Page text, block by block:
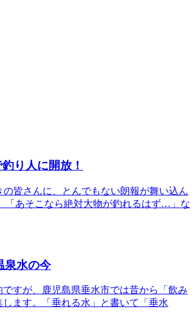
り人に開放！
皆さんに、とんでもない朗報が舞い込ん
「あそこなら絶対大物が釣れるはず…」な
泉水の今
すが、鹿児島県垂水市では昔から「飲み
ます。「垂れる水」と書いて「垂水